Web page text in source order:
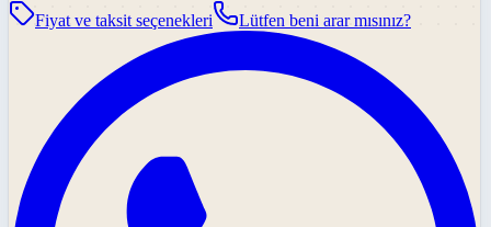
Fiyat ve taksit seçenekleri
Lütfen beni arar mısınız?